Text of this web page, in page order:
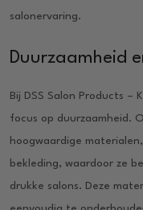
salonervaring.
Duurzaamheid
Bij DSS Salon Products –
focus op duurzaamheid.
hoogwaardige
bekleding, waardoor ze
drukke salons. Deze